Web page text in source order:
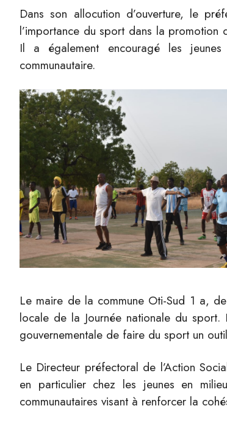
Dans son allocution d’ouverture, le
l’importance du sport dans la promotion
Il a également encouragé les
communautaire.
Le maire de la commune Oti-Sud 1 a,
locale de la Journée nationale du sport.
gouvernementale de faire du sport un
Le Directeur préfectoral de l’Action
en particulier chez les jeunes en
communautaires visant à renforcer la